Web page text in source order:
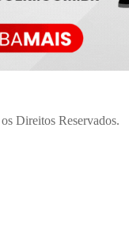
Direitos Reservados.